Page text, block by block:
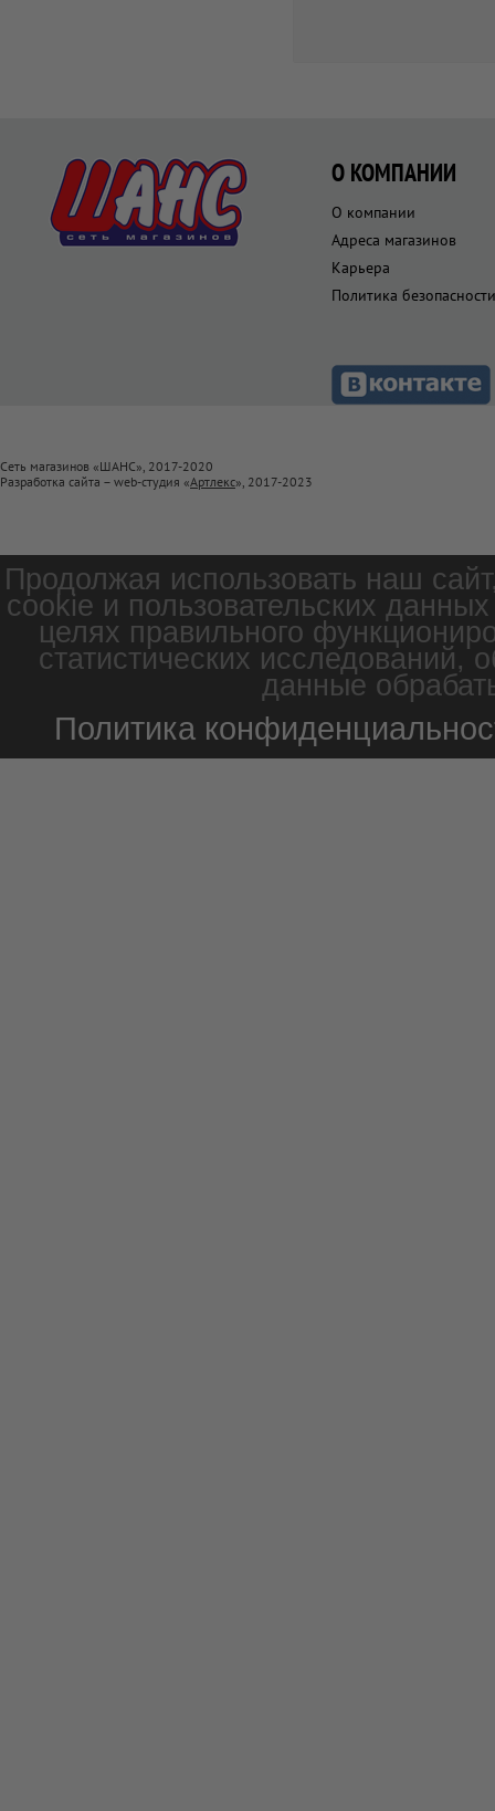
О КОМПАНИИ
О компании
Адреса магазинов
Карьера
Политика безопасности
Сеть магазинов «ШАНС», 2017-2020
Разработка сайта – web-студия «Артлекс», 2017-2023
Продолжая использовать наш
cookie и пользовательских
целях правильного
статистических
данные
Политика